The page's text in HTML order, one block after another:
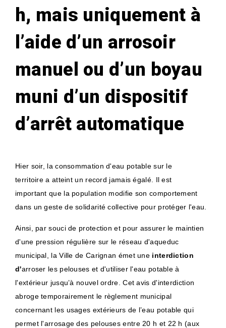
h, mais uniquement à
l’aide d’un arrosoir
manuel ou d’un boyau
muni d’un dispositif
d’arrêt automatique
Hier soir, la consommation d'eau potable sur le
territoire a atteint un record jamais égalé. Il est
important que la population modifie son comportement
dans un geste de solidarité collective pour protéger l'eau.
Ainsi, par souci de protection et pour assurer le maintien
d'une pression régulière sur le réseau d'aqueduc
municipal, la Ville de Carignan émet une interdiction
d'arroser les pelouses et d'utiliser l'eau potable à
l'extérieur jusqu’à nouvel ordre.Cet avis d'interdiction
abroge temporairement le règlement municipal
concernant les usages extérieurs de l’eau potable qui
permet l'arrosage des pelouses entre 20 h et 22 h (aux